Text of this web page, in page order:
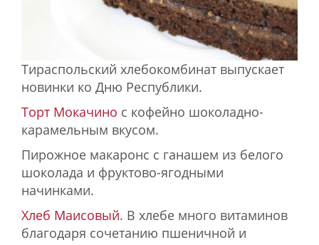
Тираспольский хлебокомбинат выпускает
новинки ко Дню Республики.
Торт Мокачино с кофейно шоколадно-
карамельным вкусом.
Пирожное макаронc с ганашем из белого
шоколада и фруктово-ягодными
начинками.
Хлеб Маисовый. В хлебе много витаминов
благодаря сочетанию пшеничной и